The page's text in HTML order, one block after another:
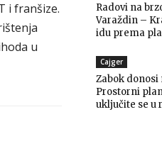
i franšize.
u
Radovi na
Varaždin –
idu prema
Cajger
Zabok donosi
Prostorni
uključite se u